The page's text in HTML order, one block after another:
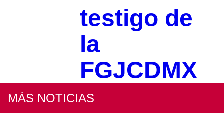
testigo de
la
FGJCDMX
MÁS NOTICIAS